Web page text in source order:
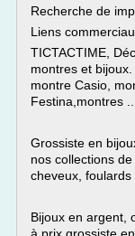
Recherche de
Liens
TICTACTIME,
montres et
montre Casio,
Festina,montres ...
Grossiste en
nos collections
cheveux, foulards
Bijoux en argent,